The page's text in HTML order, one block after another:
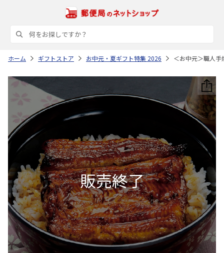
ホーム ギフトストア お中元・夏ギフト特集 2026 ＜お中元＞職人